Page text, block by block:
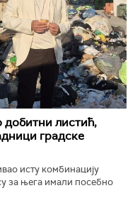
добитни листић,
градске
исту комбинацију
за њега имали посебно